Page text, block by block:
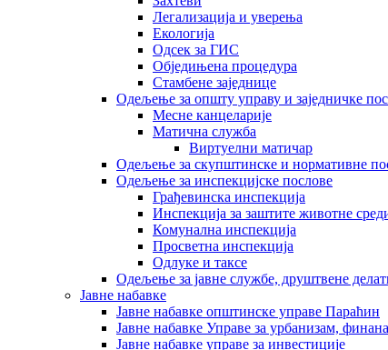
Легализација и уверења
Екологија
Одсек за ГИС
Обједињена процедура
Стамбене заједнице
Oдељење за општу управу и заједничке
Месне канцеларије
Матична служба
Виртуелни матичар
Одељење за скупштинске и нормативне
Одељење за инспекцијске послове
Грађевинска инспекција
Инспекција за заштите животне
Комунална инспекција
Просветна инспекција
Одлуке и таксе
Одељење за јавне службе, друштвене
Јавне набавке
Јавне набавке општинске управе Параћин
Јавне набавке Управе за урбанизам,
Јавне набавке управе за инвестиције